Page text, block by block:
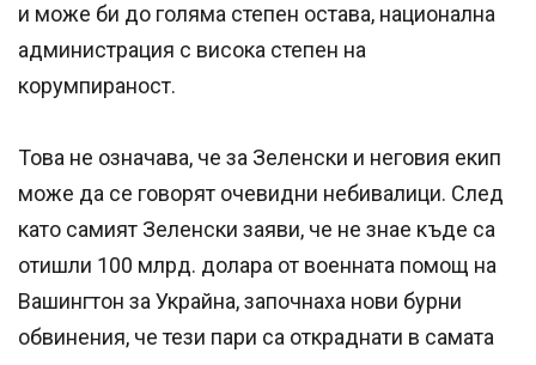
и може би до голяма степен остава, национална
администрация с висока степен на
корумпираност.
Това не означава, че за Зеленски и неговия екип
може да се говорят очевидни небивалици. След
като самият Зеленски заяви, че не знае къде са
отишли 100 млрд. долара от военната помощ на
Вашингтон за Украйна, започнаха нови бурни
обвинения, че тези пари са откраднати в самата